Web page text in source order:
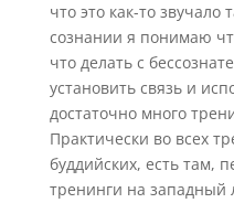
что это как-то
сознании я понимаю
что делать с
установить связь и
достаточно много
Практически во всех
буддийских, есть там,
тренинги на западный